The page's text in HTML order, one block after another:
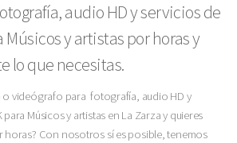
audio HD y servicios de
Músicos y artistas por horas y
lo que necesitas.
o videógrafo para fotografía, audio HD y
Músicos y artistas en La Zarza y quieres
Con nosotros sí es posible, tenemos